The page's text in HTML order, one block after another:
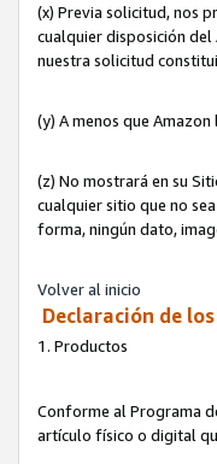
(x) Previa solicitud, nos
cualquier disposición
nuestra solicitud
(y) A menos que
(z) No mostrará en su
cualquier sitio que no
forma, ningún dato,
Volver al inicio
Declaración de
1. Productos
Conforme al Programa
artículo físico o digital